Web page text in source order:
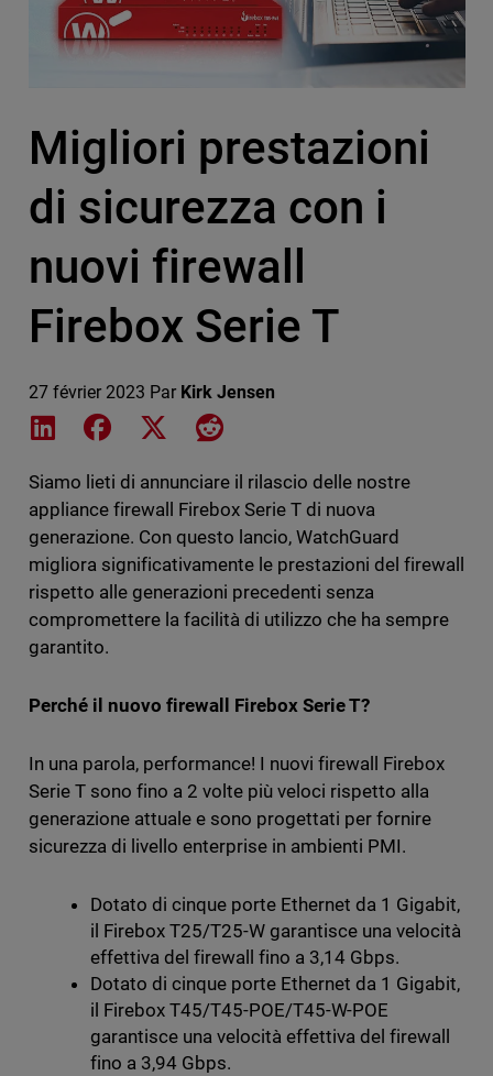
Migliori prestazioni
di sicurezza con i
nuovi firewall
Firebox Serie T
27 février 2023 Par Kirk Jensen
Share on LinkedIn
Share on Facebook
Share on XShare on Reddit
Siamo lieti di annunciare il rilascio delle nostre
appliance firewall Firebox Serie T di nuova
generazione. Con questo lancio, WatchGuard
migliora significativamente le prestazioni del firewall
rispetto alle generazioni precedenti senza
compromettere la facilità di utilizzo che ha sempre
garantito.
Perché il nuovo firewall Firebox Serie T?
In una parola, performance! I nuovi firewall Firebox
Serie T sono fino a 2 volte più veloci rispetto alla
generazione attuale e sono progettati per fornire
sicurezza di livello enterprise in ambienti PMI.
Dotato di cinque porte Ethernet da 1 Gigabit,
il Firebox T25/T25-W garantisce una velocità
effettiva del firewall fino a 3,14 Gbps.
Dotato di cinque porte Ethernet da 1 Gigabit,
il Firebox T45/T45-POE/T45-W-POE
garantisce una velocità effettiva del firewall
fino a 3,94 Gbps.